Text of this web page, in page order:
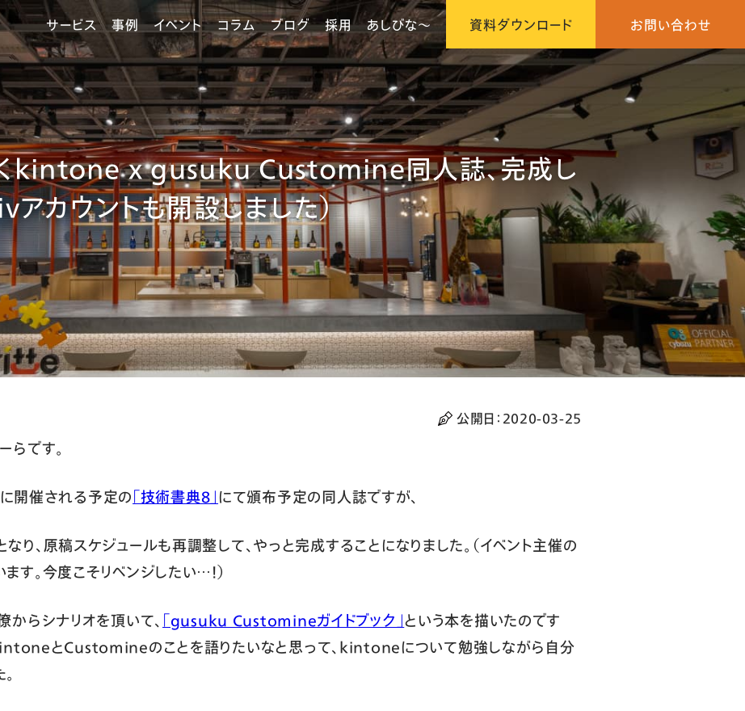
サービス 事例 イベント コラム ブログ 採用 あしびな〜 資料ダウンロード お問い合わせ
kintone x gusuku Customine同人誌、完成し
アカウントも開設しました）
公開日： 2020-03-25
らです。
開催される予定の「技術書典8」 にて頒布予定の同人誌ですが、
り、原稿スケジュールも再調整して、やっと完成することになりました。（イベント主催の
す。今度こそリベンジしたい…！）
からシナリオを頂いて、 「gusuku Customineガイドブック」という本を描いたのです
とCustomineのことを語りたいなと思って、kintoneについて勉強しながら自分